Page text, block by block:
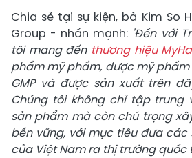
Chia sẻ tại sự kiện, bà Kim So
Group - nhấn mạnh: 'Đến với
tôi mang đến thương hiệu
phẩm mỹ phẩm, dược mỹ
GMP và được sản xuất trên
Chúng tôi không chỉ tập trung
sản phẩm mà còn chú trọng
bền vững, với mục tiêu đưa
của Việt Nam ra thị trường quốc